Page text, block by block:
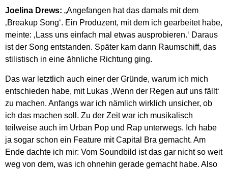
Joelina Drews: „Angefangen hat das damals mit dem
‚Breakup Song‘. Ein Produzent, mit dem ich gearbeitet habe,
meinte: ‚Lass uns einfach mal etwas ausprobieren.‘ Daraus
ist der Song entstanden. Später kam dann Raumschiff, das
stilistisch in eine ähnliche Richtung ging.
Das war letztlich auch einer der Gründe, warum ich mich
entschieden habe, mit Lukas ‚Wenn der Regen auf uns fällt‘
zu machen. Anfangs war ich nämlich wirklich unsicher, ob
ich das machen soll. Zu der Zeit war ich musikalisch
teilweise auch im Urban Pop und Rap unterwegs. Ich habe
ja sogar schon ein Feature mit Capital Bra gemacht. Am
Ende dachte ich mir: Vom Soundbild ist das gar nicht so weit
weg von dem, was ich ohnehin gerade gemacht habe. Also